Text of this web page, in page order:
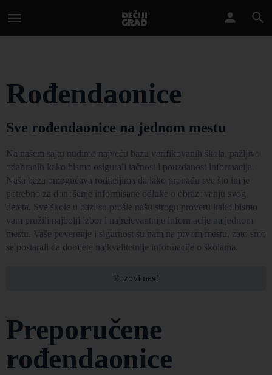
Rođendaonice
Sve rođendaonice na jednom mestu
Na našem sajtu nudimo najveću bazu verifikovanih škola, pažljivo
odabranih kako bismo osigurali tačnost i pouzdanost informacija.
Naša baza omogućava roditeljima da lako pronađu sve što im je
potrebno za donošenje informisane odluke o obrazovanju svog
deteta. Sve škole u bazi su prošle našu strogu proveru kako bismo
vam pružili najbolji izbor i najrelevantnije informacije na jednom
mestu. Vaše poverenje i sigurnost su nam na prvom mestu, zato smo
se postarali da dobijete najkvalitetnije informacije o školama.
Pozovi nas!
Preporučene
rođendaonice